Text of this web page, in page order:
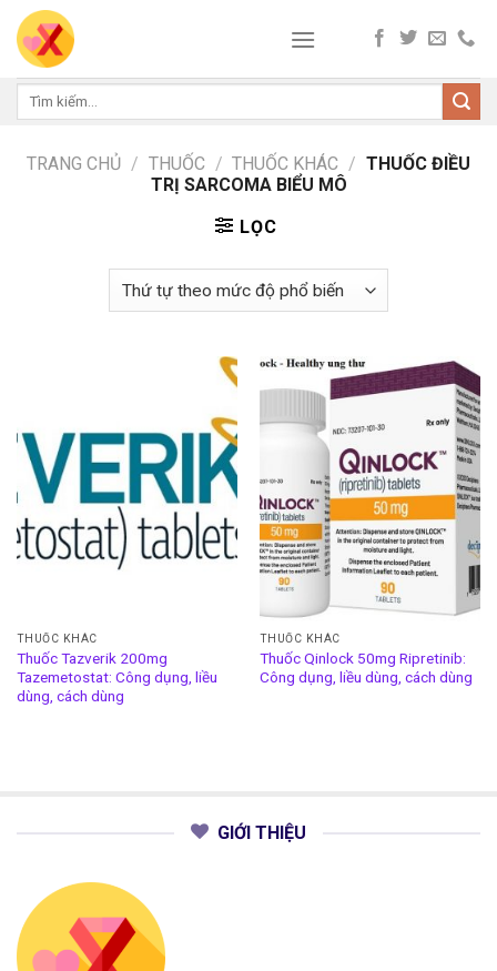
Skip
content
Tìm
TRANG CHỦ / THUỐC / THUỐC KHÁC / THUỐC ĐIỀU
TRỊ SARCOMA BIỂU MÔ
LỌC
THUỐC KHÁC
Thuốc Tazverik 200mg
Tazemetostat: Công dụng, liều
dùng, cách dùng
THUỐC KHÁC
Thuốc Qinlock 50mg Ripretinib:
Công dụng, liều dùng, cách dùng
GIỚI THIỆU